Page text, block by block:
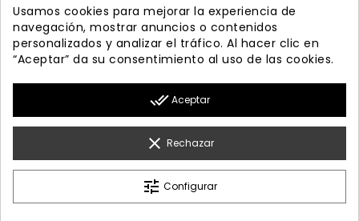
Envío gratis
PRODUCTOS 

INFORMACIÓN 
© 2026 - Diseño Web By Optimiza
Usamos cookies para mejorar la experiencia de
navegación, mostrar anuncios o contenidos
personalizados y analizar el tráfico. Al hacer clic en
“Aceptar” da su consentimiento al uso de las cookies.
done_all Aceptar
clear Rechazar
tune Configurar